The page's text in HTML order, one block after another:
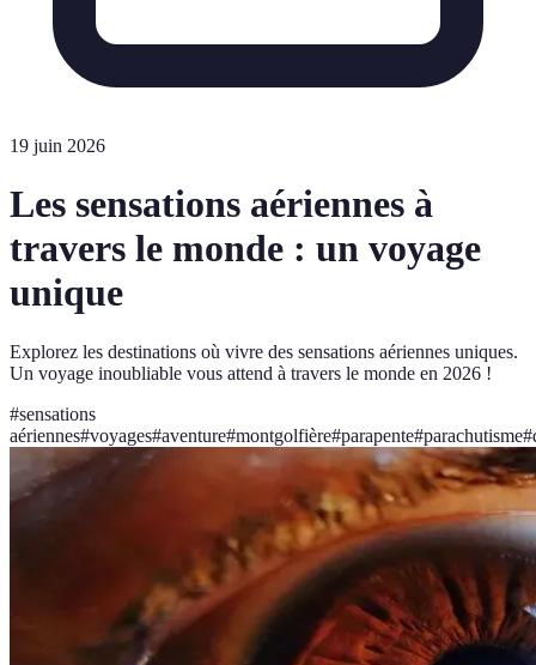
19 juin 2026
Les sensations aériennes à
travers le monde : un voyage
unique
Explorez les destinations où vivre des sensations aériennes uniques.
Un voyage inoubliable vous attend à travers le monde en 2026 !
#sensations
aériennes#voyages#aventure#montgolfière#parapente#parachutisme#